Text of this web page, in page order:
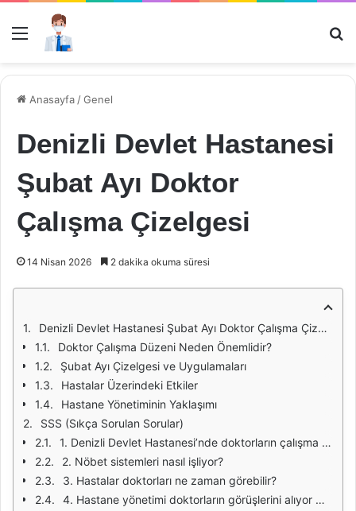
Menü
Anasayfa /Genel
Denizli Devlet Hastanesi
Şubat Ayı Doktor
Çalışma Çizelgesi
14 Nisan 2026 2 dakika okuma süresi
Denizli Devlet Hastanesi Şubat Ayı Doktor Çalışma Çizelgesi
Doktor Çalışma Düzeni Neden Önemlidir?
Şubat Ayı Çizelgesi ve Uygulamaları
Hastalar Üzerindeki Etkiler
Hastane Yönetiminin Yaklaşımı
SSS (Sıkça Sorulan Sorular)
1. Denizli Devlet Hastanesi’nde doktorların çalışma saatleri nasıl belirleniyor?
2. Nöbet sistemleri nasıl işliyor?
3. Hastalar doktorları ne zaman görebilir?
4. Hastane yönetimi doktorların görüşlerini alıyor mu?